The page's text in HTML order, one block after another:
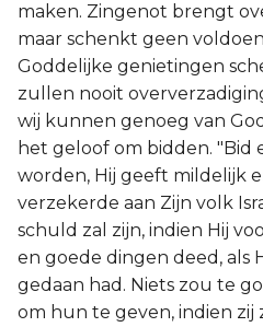
maken. Zingenot brengt
maar schenkt geen
Goddelijke genietingen
zullen nooit
wij kunnen genoeg van
het geloof om bidden. "Bid
worden, Hij geeft mildelijk
verzekerde aan Zijn volk
schuld zal zijn, indien Hij
en goede dingen deed, als
gedaan had. Niets zou te
om hun te geven, indien zij